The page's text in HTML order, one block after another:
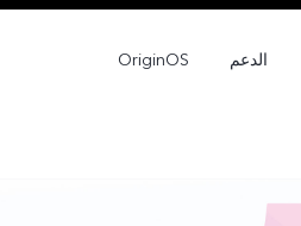
الدعم OriginOS